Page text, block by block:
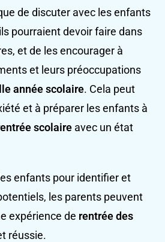
de discuter avec les enfants
pourraient devoir faire dans
et de les encourager à
et leurs préoccupations
année scolaire. Cela peut
et à préparer les enfants à
scolaire avec un état
enfants pour identifier et
les parents peuvent
expérience de rentrée des
réussie.